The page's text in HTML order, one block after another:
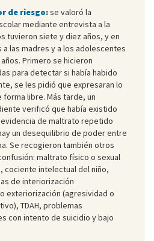
de riesgo:se valoró la
mediante entrevista a la
tuvieron siete y diez años, y en
las madres y a los adolescentes
Primero se hicieron
para detectar si había habido
se les pidió que expresaran lo
libre. Más tarde, un
verificó que había existido
de maltrato repetido
un desequilibrio de poder entre
Se recogieron también otros
maltrato físico o sexual
cociente intelectual del niño,
de interiorización
exteriorización (agresividad o
TDAH, problemas
con intento de suicidio y bajo